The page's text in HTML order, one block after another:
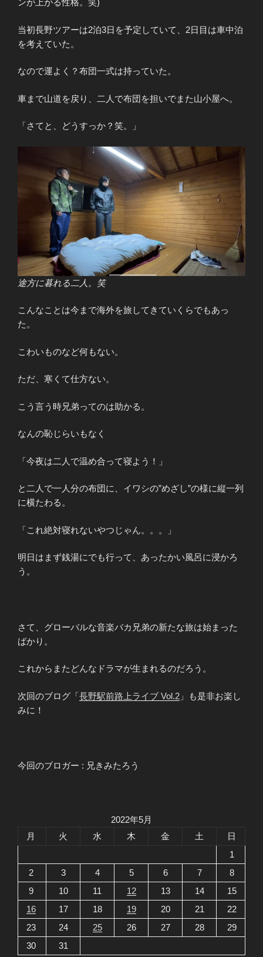
ンが上がる性格。笑)
当初長野ツアーは2泊3日を予定していて、2日目は車中泊
を考えていた。
なので運よく？布団一式は持っていた。
車まで山道を戻り、二人で布団を担いでまた山小屋へ。
「さてと、どうすっか？笑。」
途方に暮れる二人。笑
こんなことは今まで海外を旅してきていくらでもあっ
た。
こわいものなど何もない。
ただ、寒くて仕方ない。
こう言う時兄弟ってのは助かる。
なんの恥じらいもなく
「今夜は二人で温め合って寝よう！」
と二人で一人分の布団に、イワシの”めざし”の様に縦一列
に横たわる。
「これ絶対寝れないやつじゃん。。。」
明日はまず銭湯にでも行って、あったかい風呂に浸かろ
う。
さて、グローバルな音楽バカ兄弟の新たな旅は始まった
ばかり。
これからまたどんなドラマが生まれるのだろう。
次回のブログ「長野駅前路上ライブ Vol.2 」も是非お楽し
みに！
今回のブロガー : 兄きみたろう
2022年5月
月
火 水 木 金 土
日
1
2
3 4 5 6 7
8
9
10 11 12 13 14
15
16
17 18 19 20 21
22
23
24 25 26 27 28
29
30
31